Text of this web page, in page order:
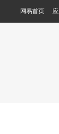
网易首页